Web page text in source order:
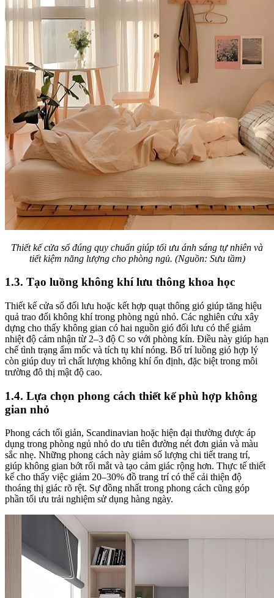
Thiết kế cửa sổ đúng quy chuẩn giúp tối ưu ánh sáng tự nhiên và
tiết kiệm năng lượng cho phòng ngủ. (Nguồn: Sưu tầm)
1.3. Tạo luồng không khí lưu thông khoa học
Thiết kế cửa sổ đối lưu hoặc kết hợp quạt thông gió giúp tăng hiệu
quả trao đổi không khí trong phòng ngủ nhỏ. Các nghiên cứu xây
dựng cho thấy không gian có hai nguồn gió đối lưu có thể giảm
nhiệt độ cảm nhận từ 2–3 độ C so với phòng kín. Điều này giúp hạn
chế tình trạng ẩm mốc và tích tụ khí nóng. Bố trí luồng gió hợp lý
còn giúp duy trì chất lượng không khí ổn định, đặc biệt trong môi
trường đô thị mật độ cao.
1.4. Lựa chọn phong cách thiết kế phù hợp không
gian nhỏ
Phong cách tối giản, Scandinavian hoặc hiện đại thường được áp
dụng trong phòng ngủ nhỏ do ưu tiên đường nét đơn giản và màu
sắc nhẹ. Những phong cách này giảm số lượng chi tiết trang trí,
giúp không gian bớt rối mắt và tạo cảm giác rộng hơn. Thực tế thiết
kế cho thấy việc giảm 20–30% đồ trang trí có thể cải thiện độ
thoáng thị giác rõ rệt. Sự đồng nhất trong phong cách cũng góp
phần tối ưu trải nghiệm sử dụng hàng ngày.